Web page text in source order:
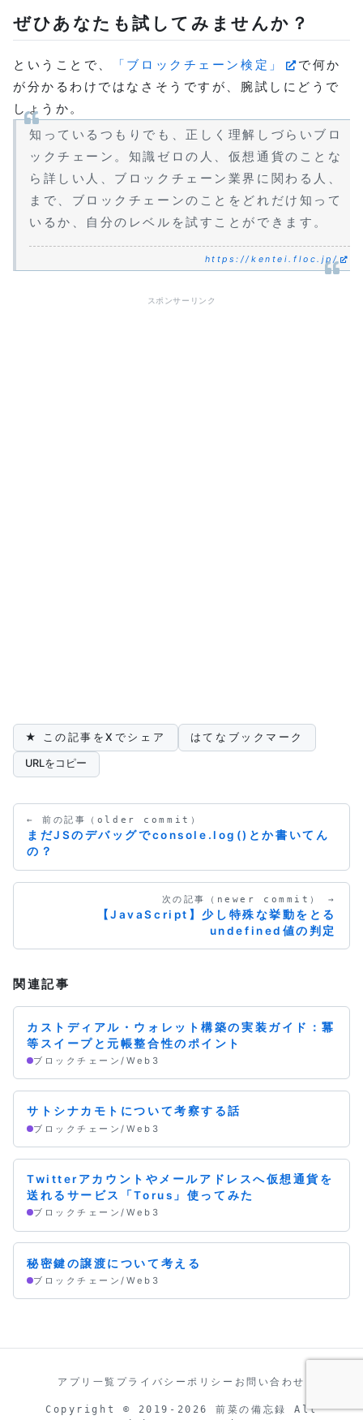
ぜひあなたも試してみませんか？
ということで、 「ブロックチェーン検定」
で何か
が分かるわけではなさそうですが、腕試しにどうで
しょうか。
知っているつもりでも、正しく理解しづらいブロ
ックチェーン。知識ゼロの人、仮想通貨のことな
ら詳しい人、ブロックチェーン業界に関わる人、
まで、ブロックチェーンのことをどれだけ知って
いるか、自分のレベルを試すことができます。
https://kentei.floc.jp/
スポンサーリンク
★ この記事をXでシェア はてなブックマーク
URLをコピー
← 前の記事（older commit）
まだJSのデバッグでconsole.log()とか書いてん
の？
次の記事（newer commit） →
【JavaScript】少し特殊な挙動をとる
undefined値の判定
関連記事
カストディアル・ウォレット構築の実装ガイド：冪
等スイープと元帳整合性のポイント
ブロックチェーン/Web3
サトシナカモトについて考察する話
ブロックチェーン/Web3
Twitterアカウントやメールアドレスへ仮想通貨を
送れるサービス「Torus」使ってみた
ブロックチェーン/Web3
秘密鍵の譲渡について考える
ブロックチェーン/Web3
アプリ一覧 プライバシーポリシー お問い合わせ
Copyright © 2019-2026 前菜の備忘録 All